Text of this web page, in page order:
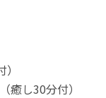
し30分付）